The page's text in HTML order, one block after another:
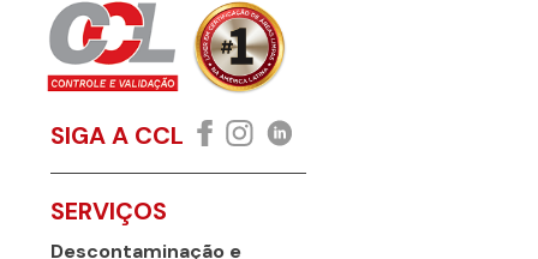
SERVIÇOS
Descontaminação e
SIGA A CCL